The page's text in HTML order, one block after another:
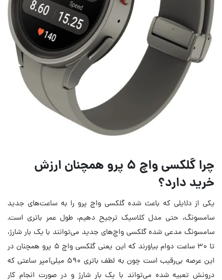
چرا گلکسی واچ ۵ پرو همچنان ارزش
خرید دارد؟
یکی از دلایلی که باعث شده گلکسی واچ پرو را به ساعت‌های جدید
سامسونگ، حتی مدل کلاسیک ترجیح دهیم، طول عمر باتری است.
سامسونگ مدعی شده گلکسی واچ‌های جدید می‌توانند با یک بار شارژ،
تا ۳۰ ساعت دوام بیاورند که این یعنی گلکسی واچ ۵ پرو همچنان در
این عرصه بی‌رقیب است چون به لطف باتری ۵۹۰ میلی‌آمپر ساعتی که
درونش تعبیه شده می‌تواند با یک بار شارژ و در صورت انجام کار